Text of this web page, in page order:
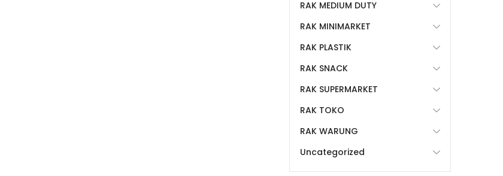
RAK MEDIUM DUTY
RAK MINIMARKET
RAK PLASTIK
RAK SNACK
RAK SUPERMARKET
RAK TOKO
RAK WARUNG
Uncategorized